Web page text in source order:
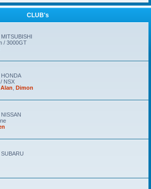
CLUB's
MITSUBISHI
/ 3000GT
HONDA
NSX
Alan Dimon
NISSAN
SUBARU